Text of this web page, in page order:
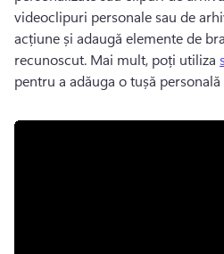
videoclipuri personale sau de
acțiune și adaugă elemente de
recunoscut. Mai mult, poți utiliza
pentru a adăuga o tușă